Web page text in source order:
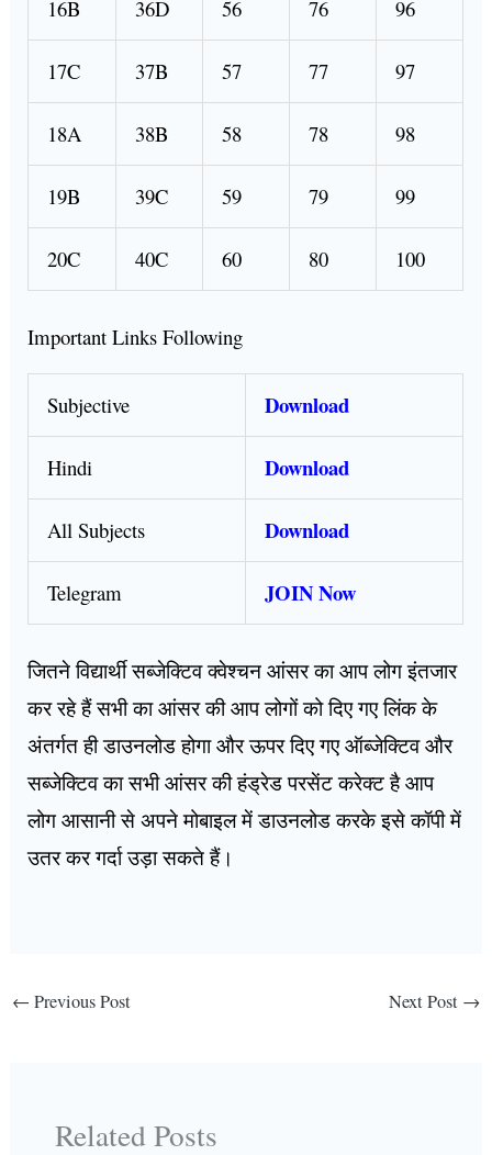
16B 36D 56 76 96
17C 37B 57 77 97
18A 38B 58 78 98
19B 39C 59 79 99
20C 40C 60 80 100
Important Links Following
Subjective Download
Hindi Download
All Subjects Download
Telegram JOIN Now
जितने विद्यार्थी सब्जेक्टिव क्वेश्चन आंसर का आप लोग इंतजार
कर रहे हैं सभी का आंसर की आप लोगों को दिए गए लिंक के
अंतर्गत ही डाउनलोड होगा और ऊपर दिए गए ऑब्जेक्टिव और
सब्जेक्टिव का सभी आंसर की हंड्रेड परसेंट करेक्ट है आप
लोग आसानी से अपने मोबाइल में डाउनलोड करके इसे कॉपी में
उतर कर गर्दा उड़ा सकते हैं।
← Previous Post Next Post →
Related Posts